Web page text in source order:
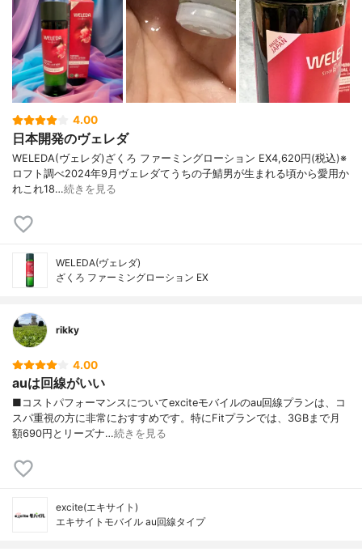
4.00
日本開発のヴェレダ
WELEDA(ヴェレダ)ざくろ ファーミングローション EX4,620円(税込)※
ロフト調べ2024年9月ヴェレダてうちの子鯖男が生まれる頃から愛用か
れこれ18…続きを見る
WELEDA(ヴェレダ)
ざくろ ファーミングローション EX
rikky
4.00
auは回線がいい
■コストパフォーマンスについてexciteモバイルのau回線プランは、コ
スパ重視の方に非常におすすめです。特にFitプランでは、3GBまで月
額690円とリーズナ…続きを見る
excite(エキサイト)
エキサイトモバイル au回線タイプ